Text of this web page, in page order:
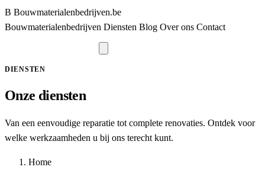
B Bouwmaterialenbedrijven.be
Bouwmaterialenbedrijven Diensten Blog Over ons Contact
DIENSTEN
Onze diensten
Van een eenvoudige reparatie tot complete renovaties. Ontdek voor
welke werkzaamheden u bij ons terecht kunt.
Home